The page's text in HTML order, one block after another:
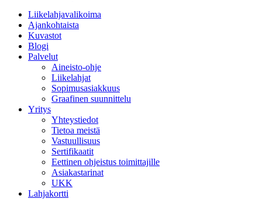
Liikelahjavalikoima
Ajankohtaista
Kuvastot
Blogi
Palvelut
Aineisto-ohje
Liikelahjat
Sopimusasiakkuus
Graafinen suunnittelu
Yritys
Yhteystiedot
Tietoa meistä
Vastuullisuus
Sertifikaatit
Eettinen ohjeistus toimittajille
Asiakastarinat
UKK
Lahjakortti